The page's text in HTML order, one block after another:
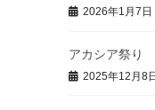
2026年1月7日
アカシア祭り
2025年12月8